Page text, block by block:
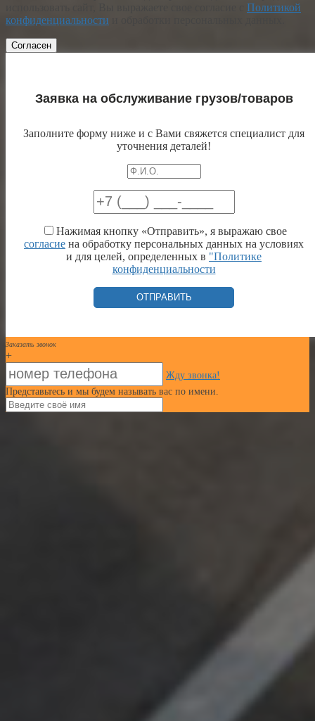
Политикой
конфиденциальности
Согласен
Заявка на обслуживание грузов/товаров
Заполните форму ниже и с Вами свяжется специалист для
уточнения деталей!
Нажимая кнопку «Отправить», я выражаю свое
согласие на обработку персональных данных на условиях
и для целей, определенных в "Политике
конфиденциальности
Заказать звонок
+
Жду звонка!
Представьтесь и мы будем называть вас по имени.